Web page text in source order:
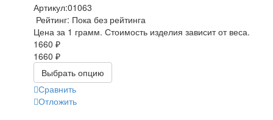
Артикул:01063
Рейтинг: Пока без рейтинга
Цена за 1 грамм. Стоимость изделия зависит от веса.
1660 ₽
1660 ₽
Выбрать опцию
Сравнить
Отложить